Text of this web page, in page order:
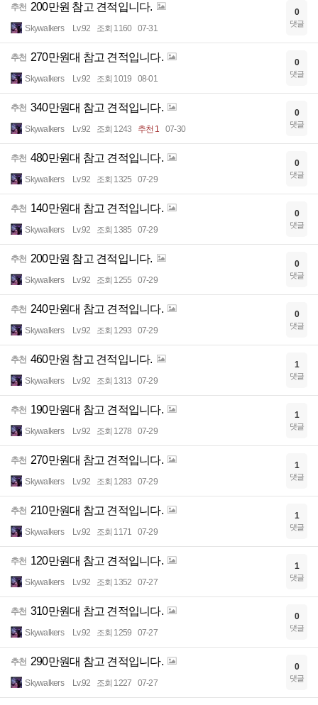
추천 200만원 참고 견적입니다.
Skywalkers Lv.92 조회 1160 07-31
0
댓글
추천 270만원대 참고 견적입니다.
Skywalkers Lv.92 조회 1019 08-01
0
댓글
추천 340만원대 참고 견적입니다.
Skywalkers Lv.92 조회 1243 추천 1 07-30
0
댓글
추천 480만원대 참고 견적입니다.
Skywalkers Lv.92 조회 1325 07-29
0
댓글
추천 140만원대 참고 견적입니다.
Skywalkers Lv.92 조회 1385 07-29
0
댓글
추천 200만원 참고 견적입니다.
Skywalkers Lv.92 조회 1255 07-29
0
댓글
추천 240만원대 참고 견적입니다.
Skywalkers Lv.92 조회 1293 07-29
0
댓글
추천 460만원 참고 견적입니다.
Skywalkers Lv.92 조회 1313 07-29
1
댓글
추천 190만원대 참고 견적입니다.
Skywalkers Lv.92 조회 1278 07-29
1
댓글
추천 270만원대 참고 견적입니다.
Skywalkers Lv.92 조회 1283 07-29
1
댓글
추천 210만원대 참고 견적입니다.
Skywalkers Lv.92 조회 1171 07-29
1
댓글
추천 120만원대 참고 견적입니다.
Skywalkers Lv.92 조회 1352 07-27
1
댓글
추천 310만원대 참고 견적입니다.
Skywalkers Lv.92 조회 1259 07-27
0
댓글
추천 290만원대 참고 견적입니다.
Skywalkers Lv.92 조회 1227 07-27
0
댓글